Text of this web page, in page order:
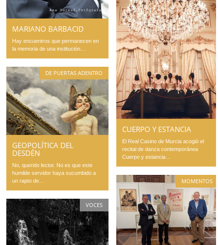
MARIANO BARBACID
Hay encuentros que permanecen en
la memoria de una institución…
CUERPO Y ESTANCIA
El Real Casino de Murcia acogió el
recital de danza contemporánea
Cuerpo y estancia…
DE PUERTAS ADENTRO
GEOPOLÍTICA DEL
DESDÉN
No, querido lector. No es que este
humilde servidor haya sucumbido a
un rapto de…
MOMENTOS
VOCES